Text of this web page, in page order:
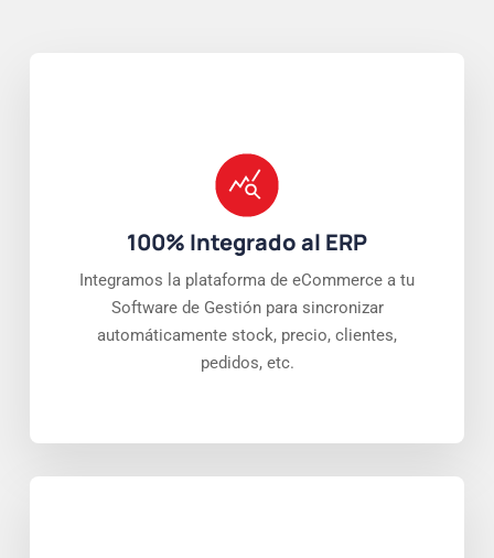
100% Integrado al ERP
Integramos la plataforma de eCommerce a tu
Software de Gestión para sincronizar
automáticamente stock, precio, clientes,
pedidos, etc.